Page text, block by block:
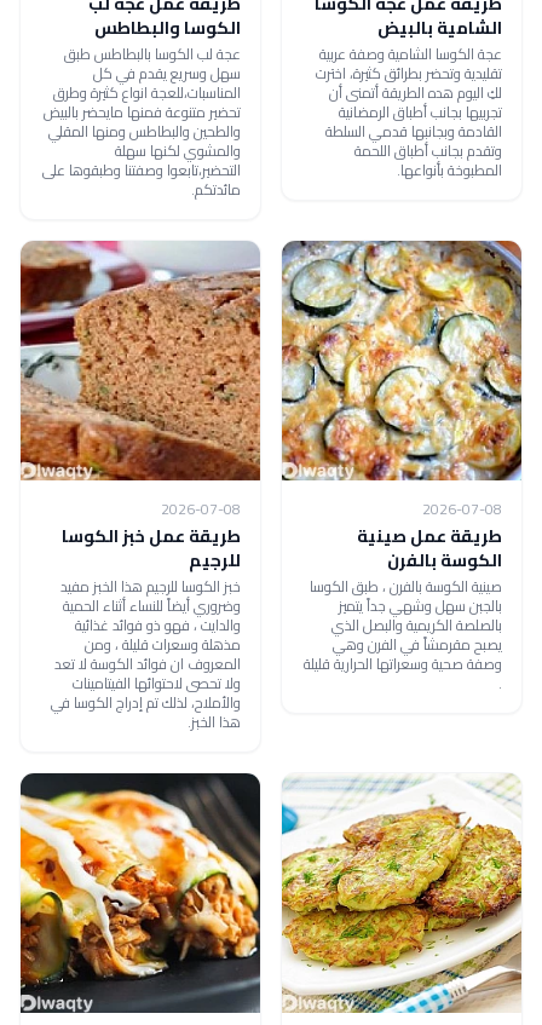
الشامية بالبيض
عجة الكوسا الشامية وصفة عربية
تقليدية وتحضر بطرائق كثيرة، اخترت
لكِ اليوم هده الطريقة أتمنى أن
تجربيها بجانب أطباق الرمضانية
القادمة وبجانبها قدمي السلطة
وتقدم بجانب أطباق اللحمة
المطبوخة بأنواعها.
الكوسا والبطاطس
عجة لب الكوسا بالبطاطس طبق
سهل وسريع يقدم في كل
المناسبات،للعجة انواع كثيرة وطرق
تحضير متنوعة فمنها مايحضر بالبيض
والطحين والبطاطس ومنها المقلي
والمشوي لكنها سهلة
التحضير،تابعوا وصفتنا وطبقوها على
مائدتكم.
2026-07-08
طريقة عمل صينية
الكوسة بالفرن
صينية الكوسة بالفرن ، طبق الكوسا
بالجبن سهل وشهي جداً يتميز
بالصلصة الكريمية والبصل الذي
يصبح مقرمشاً في الفرن وهي
وصفة صحية وسعراتها الحرارية قليلة
.
2026-07-08
طريقة عمل خبز الكوسا
للرجيم
خبز الكوسا للرجيم هذا الخبز مفيد
وضروري أيضاً للنساء أثناء الحمية
والدايت ، فهو ذو فوائد غذائية
مذهلة وسعرات قليلة ، ومن
المعروف ان فوائد الكوسة لا تعد
ولا تحصى لاحتوائها الفيتامينات
والأملاح، لذلك تم إدراج الكوسا في
هذا الخبز.